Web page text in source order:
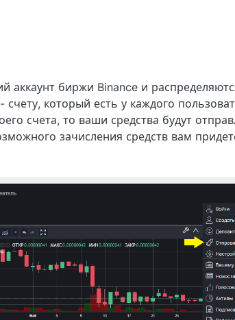
аккаунт биржи Binance и
который есть у каждого
счета, то ваши средства будут
зачисления средств вам